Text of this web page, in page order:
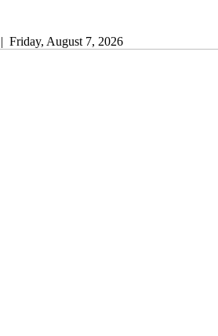
| Friday, August 7, 2026